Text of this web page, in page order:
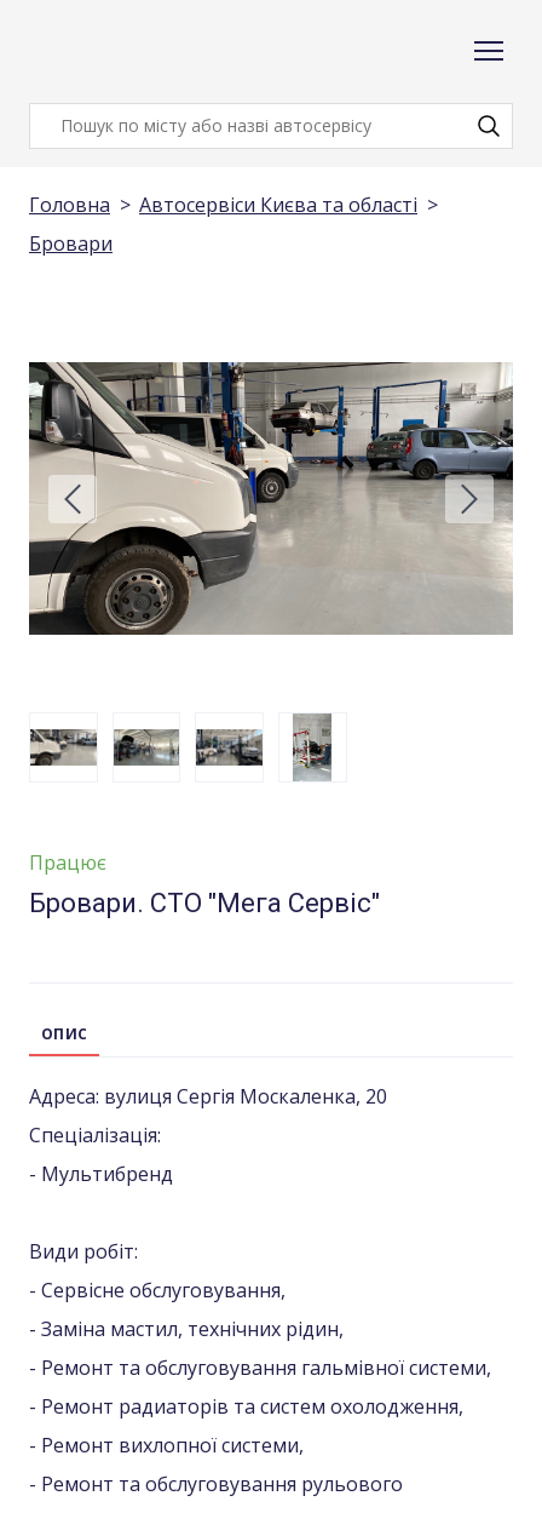
Головна
Автосервіси Києва та області
Бровари
Працює
Бровари. СТО "Мега Сервіс"
ОПИС
Адреса: вулиця Сергія Москаленка, 20
Спеціалізація:
- Мультибренд
Види робіт:
- Сервісне обслуговування,
- Заміна мастил, технічних рідин,
- Ремонт та обслуговування гальмівної системи,
- Ремонт радиаторів та систем охолодження,
- Ремонт вихлопної системи,
- Ремонт та обслуговування рульового